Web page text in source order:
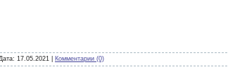
17.05.2021 Комментарии (0)